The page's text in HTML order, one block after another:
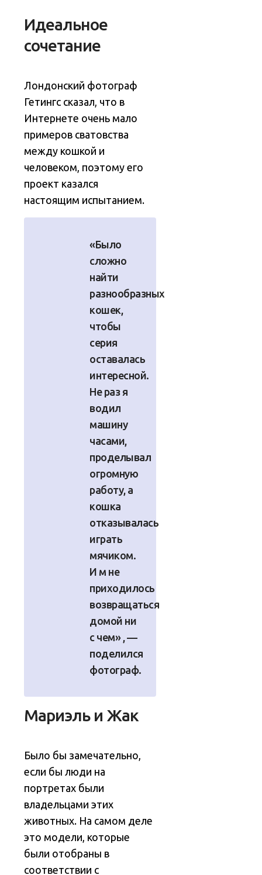
Идеальное
сочетание
Лондонский фотограф
Гетингс сказал, что в
Интернете очень мало
примеров сватовства
между кошкой и
человеком, поэтому его
проект казался
настоящим испытанием.
«Было
сложно
найти
разнообразных
кошек,
чтобы
серия
оставалась
интересной.
Не раз я
водил
машину
часами,
проделывал
огромную
работу, а
кошка
отказывалась
играть
мячиком.
И м не
приходилось
возвращаться
домой ни
с чем» , —
поделился
фотограф.
Мариэль и Жак
Было бы замечательно,
если бы люди на
портретах были
владельцами этих
животных. На самом деле
это модели, которые
были отобраны в
соответствии с